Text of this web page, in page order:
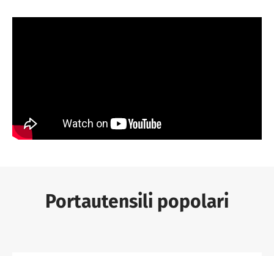
Portautensili popolari